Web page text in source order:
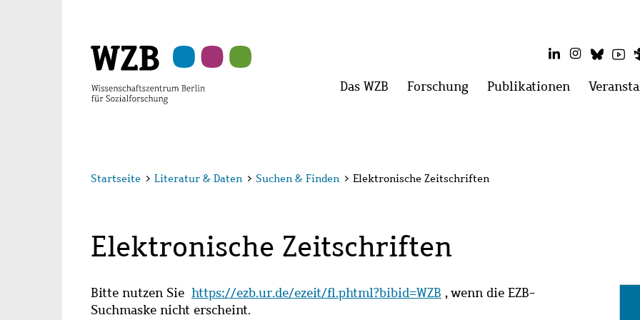
LinkedInInstagram
Hauptmenü
Das WZB Menü
Forschung Menü
Publikationen Menü
Startseite > Literatur & Daten > Suchen & Finden > Elektronische Zeitschriften
Elektronische Zeitschriften
Bitte nutzen Sie https://ezb.ur.de/ezeit/fl.phtml?bibid=WZB , wenn die EZB-
Suchmaske nicht erscheint.